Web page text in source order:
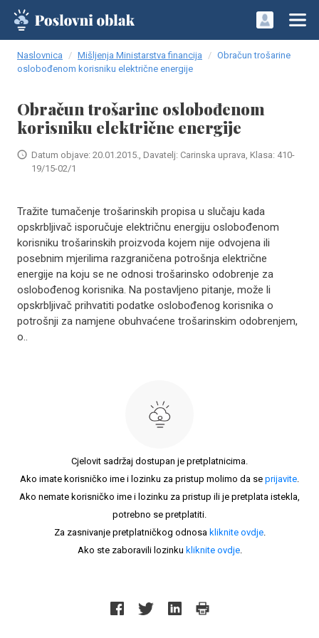
Naslovnica Mišljenja Ministarstva financija
Obračun trošarine
oslobođenom korisniku električne energije
Obračun trošarine oslobođenom
korisniku električne energije
Datum objave: 20.01.2015., Davatelj: Carinska uprava, Klasa: 410-
19/15-02/1
Tražite tumačenje trošarinskih propisa u slučaju kada
opskrbljivač isporučuje električnu energiju oslobođenom
korisniku trošarinskih proizvoda kojem nije odvojena ili
posebnim mjerilima razgraničena potrošnja električne
energije na koju se ne odnosi trošarinsko odobrenje za
oslobođenog korisnika. Na postavljeno pitanje, može li
opskrbljivač prihvatiti podatke oslobođenog korisnika o
potrošnji za namjene obuhvaćene trošarinskim odobrenjem,
o..
Cjelovit sadržaj dostupan je pretplatnicima.
Ako imate korisničko ime i lozinku za pristup molimo da se prijavite.
Ako nemate korisničko ime i lozinku za pristup ili je pretplata istekla,
potrebno se pretplatiti.
Za zasnivanje pretplatničkog odnosa kliknite ovdje.
Ako ste zaboravili lozinku kliknite ovdje.